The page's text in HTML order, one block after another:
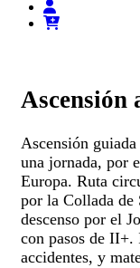
Ascensión
Ascensión
una jornada, por
Europa. Ruta
por la Collada
descenso por el
con pasos de
accidentes, y